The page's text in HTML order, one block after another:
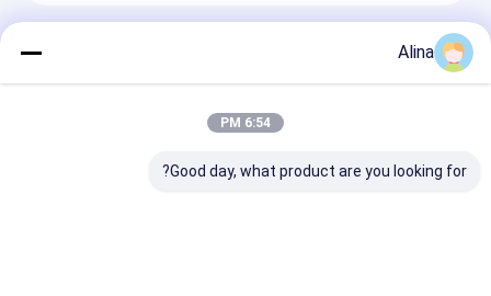
ما به سرعت پاسخ خواهیم داد
Alina
6:54 PM
Good day, what product are you looking for?